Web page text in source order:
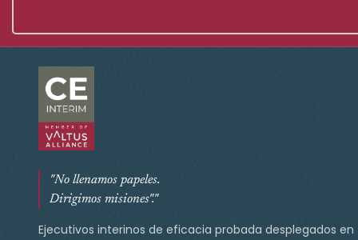
"No llenamos papeles.
Dirigimos misiones"."
Ejecutivos interinos de eficacia probada desplegados en